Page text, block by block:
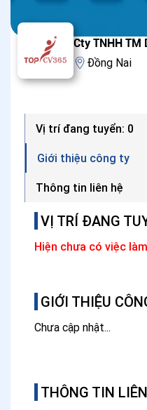
Cty TNHH TM
Đồng Nai
VỊ TRÍ ĐANG
Hiện chưa có việc làm
GIỚI THIỆU
Chưa cập nhật...
THÔNG TIN
Vị trí đang tuyển: 0
Giới thiệu công ty
Thông tin liên hệ